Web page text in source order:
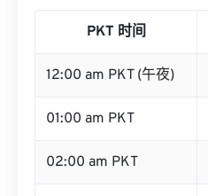
PKT 时间
12:00 am PKT (午夜)
01:00 am PKT
02:00 am PKT